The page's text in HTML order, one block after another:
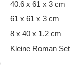
40.6 x 61 x 3 cm
61 x 61 x 3 cm
8 x 40 x 1.2 cm
Kleine Roman Set